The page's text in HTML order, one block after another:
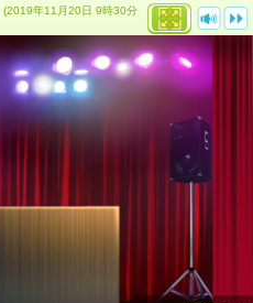
(2019年11月20日 9時30分